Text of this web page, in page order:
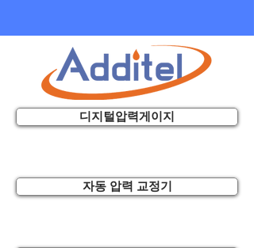
디지털압력게이지
자동 압력 교정기